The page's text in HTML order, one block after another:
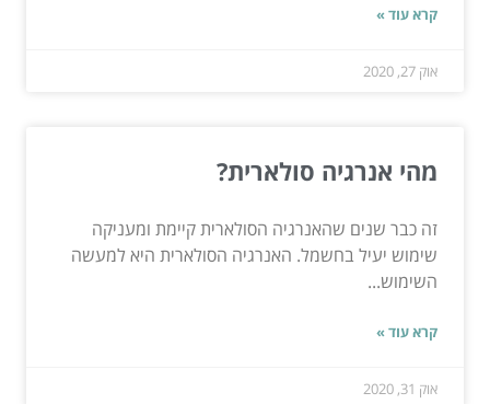
קרא עוד »
אוק 27, 2020
מהי אנרגיה סולארית?
זה כבר שנים שהאנרגיה הסולארית קיימת ומעניקה
שימוש יעיל בחשמל. האנרגיה הסולארית היא למעשה
השימוש...
קרא עוד »
אוק 31, 2020